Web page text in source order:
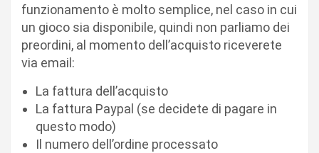
funzionamento è molto semplice, nel caso in cui
un gioco sia disponibile, quindi non parliamo dei
preordini, al momento dell’acquisto riceverete
via email:
La fattura dell’acquisto
La fattura Paypal (se decidete di pagare in
questo modo)
Il numero dell’ordine processato